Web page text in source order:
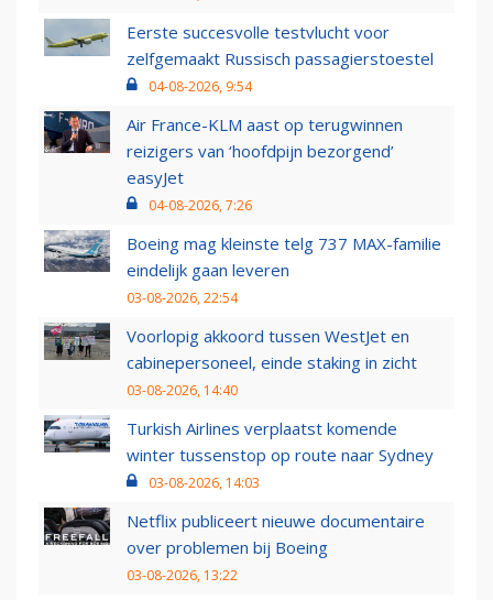
Eerste succesvolle testvlucht voor
zelfgemaakt Russisch passagierstoestel
04-08-2026, 9:54
Air France-KLM aast op terugwinnen
reizigers van ‘hoofdpijn bezorgend’
easyJet
04-08-2026, 7:26
Boeing mag kleinste telg 737 MAX-familie
eindelijk gaan leveren
03-08-2026, 22:54
Voorlopig akkoord tussen WestJet en
cabinepersoneel, einde staking in zicht
03-08-2026, 14:40
Turkish Airlines verplaatst komende
winter tussenstop op route naar Sydney
03-08-2026, 14:03
Netflix publiceert nieuwe documentaire
over problemen bij Boeing
03-08-2026, 13:22